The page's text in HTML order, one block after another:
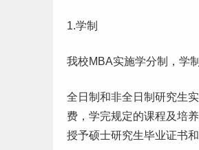
1.学制
我校MBA实施学分制，学
全日制和非全日制 研究生
费 ，学完规定的课程及培
授予硕士研究生毕业证书